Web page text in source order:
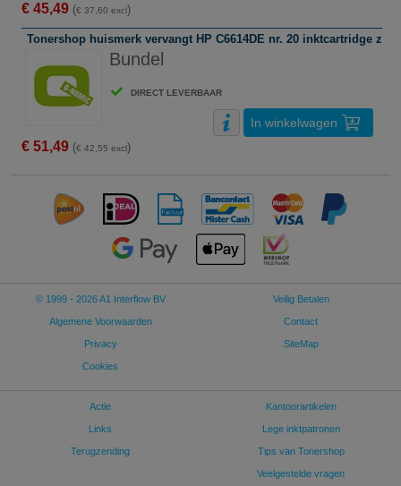
€ 45,49 (€ 37,60 excl)
Tonershop huismerk vervangt HP C6614DE nr. 20 inktcartridge
Bundel
DIRECT LEVERBAAR
€ 51,49 (€ 42,55 excl)
In winkelwagen
© 1999 - 2026 A1 Interflow BV
Algemene Voorwaarden
Privacy
Cookies
Veilig Betalen
Contact
SiteMap
Actie
Links
Terugzending
Kantoorartikelen
Lege inktpatronen
Tips van Tonershop
Veelgestelde vragen